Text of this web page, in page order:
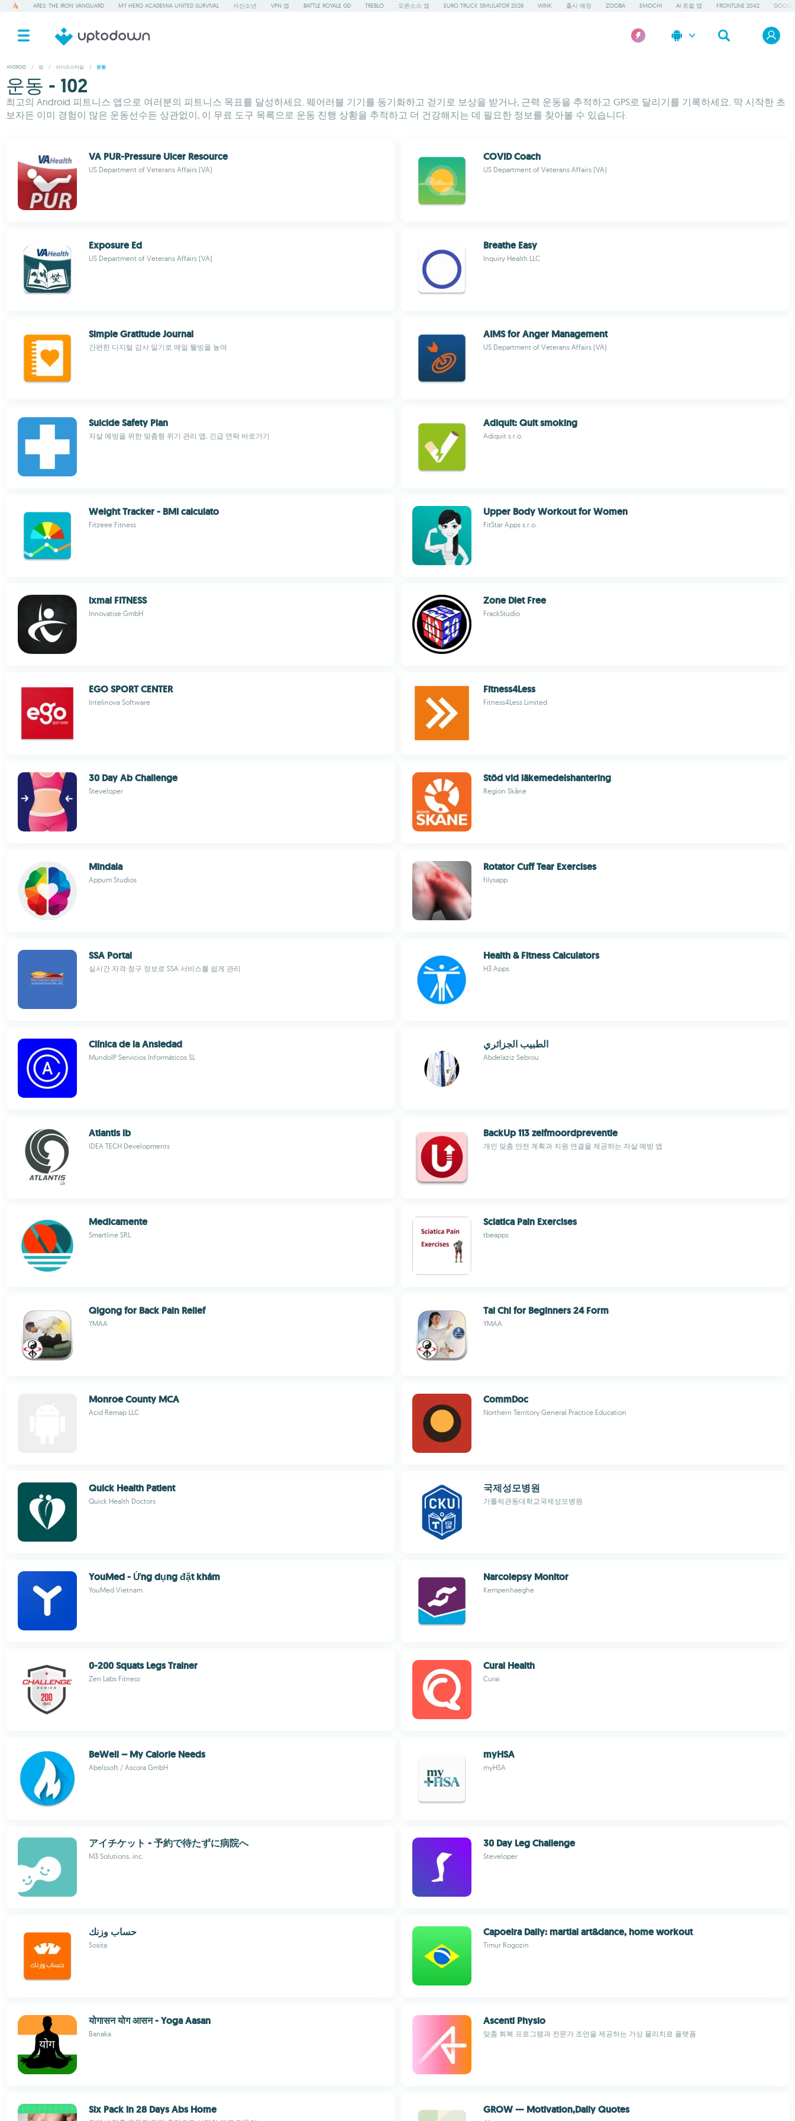
ARES: THE IRON VANGUARD MY HERO ACADEMIA UNITED SURVIVAL 사신소년 VPN 앱 BATTLE ROYALE GD TREBLO 오픈소스 앱 EURO TRUCK SIMULATOR 2026 WINK 출시 예정 ZOOBA EMOCHI AI 로컬 앱 FRONTLINE 2042
ANDROID / 앱 / 라이프스타일 / 운동
운동 - 102
최고의 Android 피트니스 앱으로 여러분의 피트니스 목표를 달성하세요. 웨어러블 기기를 동기화하고 걷기로 보상을 받거나, 근력 운동을 추적하고 GPS로 달리기를 기록하세요. 막 시작한 초
보자든 이미 경험이 많은 운동선수든 상관없이, 이 무료 도구 목록으로 운동 진행 상황을 추적하고 더 건강해지는 데 필요한 정보를 찾아볼 수 있습니다.
VA PUR-Pressure Ulcer Resource
US Department of Veterans Affairs (VA)
COVID Coach
US Department of Veterans Affairs (VA)
Exposure Ed
US Department of Veterans Affairs (VA)
Breathe Easy
Inquiry Health LLC
Simple Gratitude Journal
간편한 디지털 감사 일기로 매일 웰빙을 높여
AIMS for Anger Management
US Department of Veterans Affairs (VA)
Suicide Safety Plan
자살 예방을 위한 맞춤형 위기 관리 앱, 긴급 연락 바로가기
Adiquit: Quit smoking
Adiquit s.r.o.
Weight Tracker - BMI calculato
Fitzeee Fitness
Upper Body Workout for Women
FitStar Apps s.r.o.
ixmal FITNESS
Innovatise GmbH
Zone Diet Free
FrackStudio
EGO SPORT CENTER
Intelinova Software
Fitness4Less
Fitness4Less Limited
30 Day Ab Challenge
Steveloper
Stöd vid läkemedelshantering
Region Skåne
Mindala
Appum Studios
Rotator Cuff Tear Exercises
filysapp
SSA Portal
실시간 자격·청구 정보로 SSA 서비스를 쉽게 관리
Health & Fitness Calculators
H3 Apps
Clínica de la Ansiedad
MundoIP Servicios Informáticos SL
الطبيب الجزائري
Abdelaziz Sebrou
Atlantis lb
IDEA TECH Developments
BackUp 113 zelfmoordpreventie
개인 맞춤 안전 계획과 지원 연결을 제공하는 자살 예방 앱
Medicamente
Smartline SRL
Sciatica Pain Exercises
tbeapps
Qigong for Back Pain Relief
YMAA
Tai Chi for Beginners 24 Form
YMAA
Monroe County MCA
Acid Remap LLC
CommDoc
Northern Territory General Practice Education
Quick Health Patient
Quick Health Doctors
국제성모병원
가톨릭관동대학교국제성모병원
YouMed - Ứng dụng đặt khám
YouMed Vietnam
Narcolepsy Monitor
Kempenhaeghe
0-200 Squats Legs Trainer
Zen Labs Fitness
Curai Health
Curai
BeWell – My Calorie Needs
Abelssoft / Ascora GmbH
myHSA
myHSA
アイチケット - 予約で待たずに病院へ
M3 Solutions, inc.
30 Day Leg Challenge
Steveloper
حساب وزنك
Sosita
Capoeira Daily: martial art&dance, home workout
Timur Rogozin
योगासन योग आसन - Yoga Aasan
Banaka
Ascenti Physio
맞춤 회복 프로그램과 전문가 조언을 제공하는 가상 물리치료 플랫폼
Six Pack in 28 Days Abs Home GROW — Motivation,Daily Quotes